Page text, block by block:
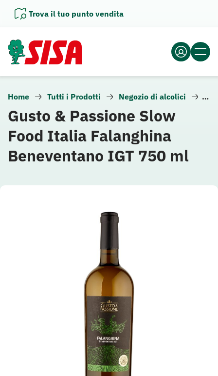
Trova il tuo punto vendita
Home Tutti i Prodotti Negozio di alcolici
Gusto & Passione Slow
Food Italia Falanghina
Beneventano IGT 750 ml